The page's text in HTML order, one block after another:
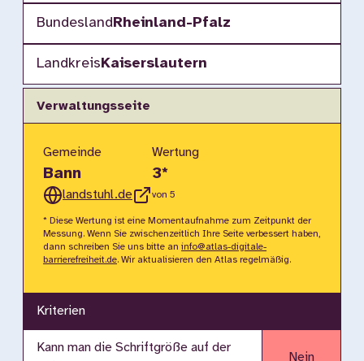
BundeslandRheinland-Pfalz
LandkreisKaiserslautern
Verwaltungsseite
Gemeinde
Bann
landstuhl.de
Wertung
3*
von 5
* Diese Wertung ist eine Momentaufnahme zum Zeitpunkt der
Messung. Wenn Sie zwischenzeitlich Ihre Seite verbessert haben,
dann schreiben Sie uns bitte an info@atlas-digitale-
barrierefreiheit.de. Wir aktualisieren den Atlas regelmäßig.
Kriterien
Kann man die Schriftgröße auf der
Nein